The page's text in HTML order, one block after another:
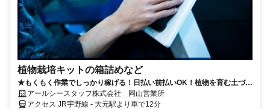
植物栽培キットの箱詰めなど
★もくもく作業でしっかり稼げる！日払い前払いOK！植物を育む土づく
りのお仕事始めませんか？
アールシースタッフ株式会社 岡山営業所
アクセス JR宇野線 - 大元駅より車で12分